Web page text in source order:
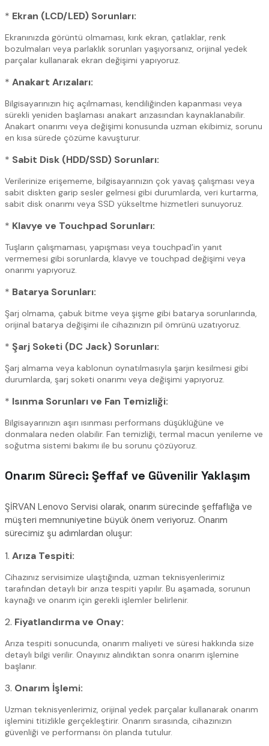
* Ekran (LCD/LED) Sorunları:
Ekranınızda görüntü olmaması, kırık ekran, çatlaklar, renk
bozulmaları veya parlaklık sorunları yaşıyorsanız, orijinal yedek
parçalar kullanarak ekran değişimi yapıyoruz.
* Anakart Arızaları:
Bilgisayarınızın hiç açılmaması, kendiliğinden kapanması veya
sürekli yeniden başlaması anakart arızasından kaynaklanabilir.
Anakart onarımı veya değişimi konusunda uzman ekibimiz, sorunu
en kısa sürede çözüme kavuşturur.
* Sabit Disk (HDD/SSD) Sorunları:
Verilerinize erişememe, bilgisayarınızın çok yavaş çalışması veya
sabit diskten garip sesler gelmesi gibi durumlarda, veri kurtarma,
sabit disk onarımı veya SSD yükseltme hizmetleri sunuyoruz.
* Klavye ve Touchpad Sorunları:
Tuşların çalışmaması, yapışması veya touchpad’in yanıt
vermemesi gibi sorunlarda, klavye ve touchpad değişimi veya
onarımı yapıyoruz.
* Batarya Sorunları:
Şarj olmama, çabuk bitme veya şişme gibi batarya sorunlarında,
orijinal batarya değişimi ile cihazınızın pil ömrünü uzatıyoruz.
* Şarj Soketi (DC Jack) Sorunları:
Şarj almama veya kablonun oynatılmasıyla şarjın kesilmesi gibi
durumlarda, şarj soketi onarımı veya değişimi yapıyoruz.
* Isınma Sorunları ve Fan Temizliği:
Bilgisayarınızın aşırı ısınması performans düşüklüğüne ve
donmalara neden olabilir. Fan temizliği, termal macun yenileme ve
soğutma sistemi bakımı ile bu sorunu çözüyoruz.
Onarım Süreci: Şeffaf ve Güvenilir Yaklaşım
ŞİRVAN Lenovo Servisi olarak, onarım sürecinde şeffaflığa ve
müşteri memnuniyetine büyük önem veriyoruz. Onarım
sürecimiz şu adımlardan oluşur:
1. Arıza Tespiti:
Cihazınız servisimize ulaştığında, uzman teknisyenlerimiz
tarafından detaylı bir arıza tespiti yapılır. Bu aşamada, sorunun
kaynağı ve onarım için gerekli işlemler belirlenir.
2. Fiyatlandırma ve Onay:
Arıza tespiti sonucunda, onarım maliyeti ve süresi hakkında size
detaylı bilgi verilir. Onayınız alındıktan sonra onarım işlemine
başlanır.
3. Onarım İşlemi:
Uzman teknisyenlerimiz, orijinal yedek parçalar kullanarak onarım
işlemini titizlikle gerçekleştirir. Onarım sırasında, cihazınızın
güvenliği ve performansı ön planda tutulur.